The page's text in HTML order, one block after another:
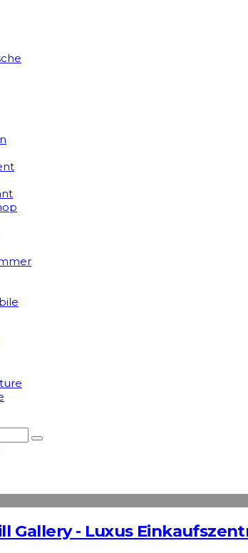
Gallery - Luxus